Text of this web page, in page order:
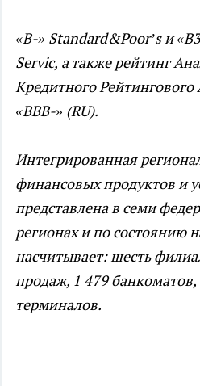
«B-» Standard&Poor’sи «B
Servic, а также рейтинг
Кредитного
«ВВВ-» (RU).
Интегрированная
финансовых продуктов и
представлена в семи
регионах и по состоянию
насчитывает: шесть
продаж, 1 479
терминалов.